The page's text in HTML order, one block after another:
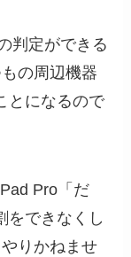
判定ができる
の周辺機器
とになるので
Pro「だ
をできなくし
りかねませ